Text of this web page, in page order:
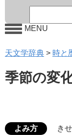
MENU
天文学辞典 > 時と
季節の変
よみ方 き